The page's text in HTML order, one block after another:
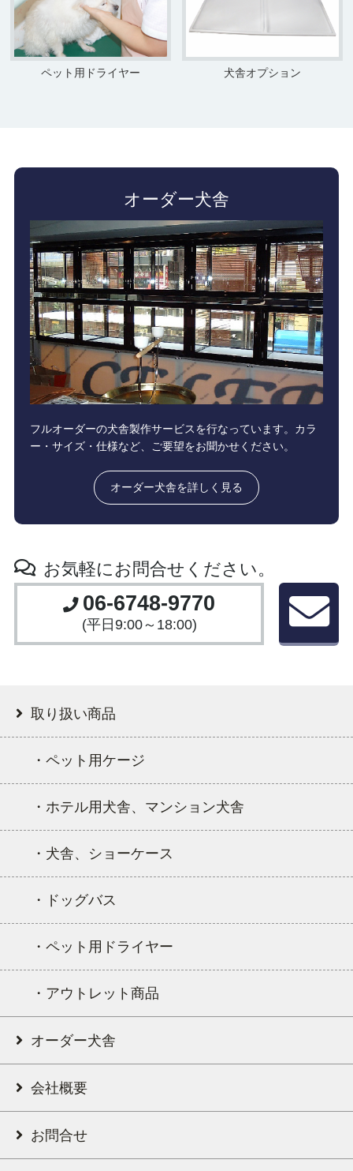
ペット用ドライヤー 犬舎オプション
オーダー犬舎
フルオーダーの犬舎製作サービスを行なっています。カラ
ー・サイズ・仕様など、ご要望をお聞かせください。
オーダー犬舎を詳しく見る
お気軽にお問合せください。
06-6748-9770
(平日9:00～18:00)
取り扱い商品
・ペット用ケージ
・ホテル用犬舎、マンション犬舎
・犬舎、ショーケース
・ドッグバス
・ペット用ドライヤー
・アウトレット商品
オーダー犬舎
会社概要
お問合せ